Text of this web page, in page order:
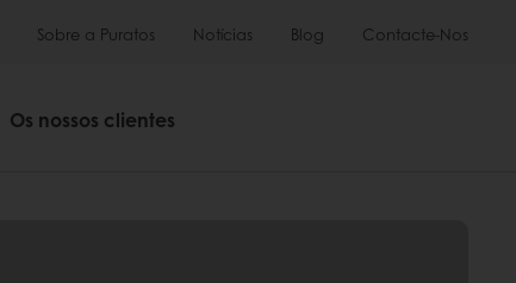
Sobre a Puratos Notícias Blog Contacte-Nos
Os nossos clientes